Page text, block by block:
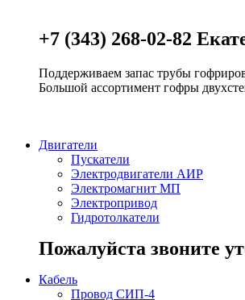
+7 (343) 268-02-82
Поддерживаем запас трубы
Большой ассортимент гофры
Двигатели
Пускатели
Электродвигатели АИР
Электромагнит МП
Электропривод
Гидротолкатели
Пожалуйста звоните
Кабель
Провод СИП-4